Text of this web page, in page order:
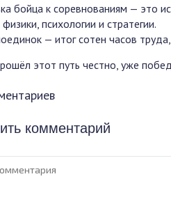
бойца к соревнованиям — это
психологии и стратегии.
— итог сотен часов
этот путь честно, уже
комментарий